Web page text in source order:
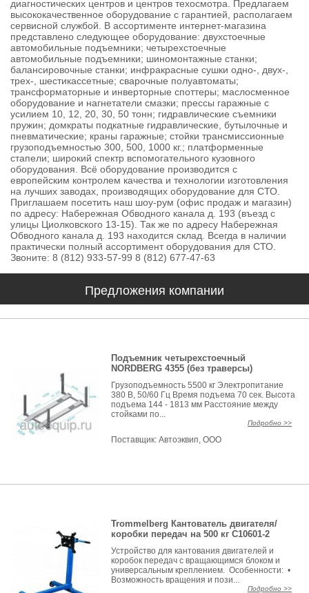
диагностических центров и центров техосмотра. Предлагаем
высококачественное оборудование с гарантией, располагаем
сервисной службой. В ассортименте интернет-магазина
представлено следующее оборудование: двухстоечные
автомобильные подъемники; четырехстоечные
автомобильные подъемники; шиномонтажные станки;
балансировочные станки; инфракрасные сушки одно-, двух-,
трех-, шестикассетные; сварочные полуавтоматы;
трансформаторные и инверторные споттеры; маслосменное
оборудование и нагнетатели смазки; прессы гаражные с
усилием 10, 12, 20, 30, 50 тонн; гидравлические съемники
пружин; домкраты подкатные гидравлические, бутылочные и
пневматические; краны гаражные; стойки трансмиссионные
грузоподъемностью 300, 500, 1000 кг.; платформенные
стапели; широкий спектр вспомогательного кузовного
оборудования. Всё оборудование производится с
европейским контролем качества и технологии изготовления
на лучших заводах, производящих оборудование для СТО.
Приглашаем посетить наш шоу-рум (офис продаж и магазин)
по адресу: Набережная Обводного канала д. 193 (въезд с
улицы Циолковского 13-15). Так же по адресу Набережная
Обводного канала д. 193 находится склад. Всегда в наличии
практически полный ассортимент оборудования для СТО.
Звоните: 8 (812) 933-57-99 8 (812) 677-47-63
Предложения компании
Подъемник четырехстоечный
NORDBERG 4355 (без траверсы)
Грузоподъемность 5500 кг Электропитание
380 В, 50/60 Гц Время подъема 70 сек. Высота
подъема 144 - 1813 мм Расстояние между
стойками по...
Подробно >>
Поставщик:Автоэквип, ООО
Trommelberg Кантователь двигателя/
коробки передач на 500 кг C10601-2
Устройство для кантования двигателей и
коробок передач с вращающимся блоком и
универсальным креплением. Особенности: •
Возможность вращения и пози...
Подробно >>